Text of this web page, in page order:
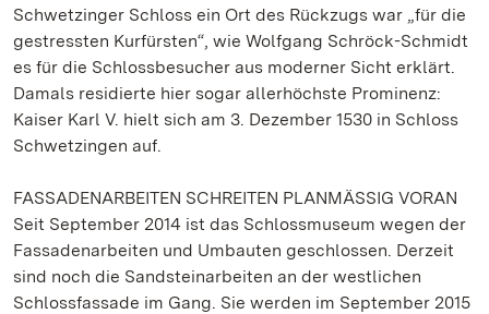
Schwetzinger Schloss ein Ort des Rückzugs war „für die
gestressten Kurfürsten“, wie Wolfgang Schröck-Schmidt
es für die Schlossbesucher aus moderner Sicht erklärt.
Damals residierte hier sogar allerhöchste Prominenz:
Kaiser Karl V. hielt sich am 3. Dezember 1530 in Schloss
Schwetzingen auf.
FASSADENARBEITEN SCHREITEN PLANMÄSSIG VORAN
Seit September 2014 ist das Schlossmuseum wegen der
Fassadenarbeiten und Umbauten geschlossen. Derzeit
sind noch die Sandsteinarbeiten an der westlichen
Schlossfassade im Gang. Sie werden im September 2015